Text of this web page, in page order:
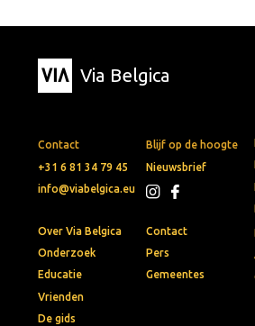
Via Belgica
Contact
+31 6 81 34 79 45
info@viabelgica.eu
Blijf op de hoogte
Nieuwsbrief
Over Via Belgica
Onderzoek
Educatie
Vrienden
De gids
Contact
Pers
Gemeentes